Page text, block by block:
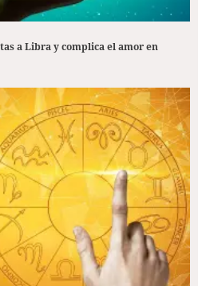
a Libra y complica el amor en